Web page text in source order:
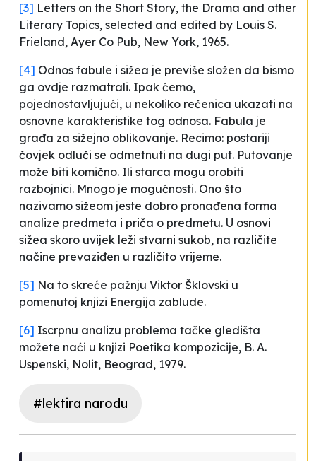
[3] Letters on the Short Story, the Drama and other
Literary Topics, selected and edited by Louis S.
Frieland, Ayer Co Pub, New York, 1965.
[4] Odnos fabule i sižea je previše složen da bismo
ga ovdje razmatrali. Ipak ćemo,
pojednostavljujući, u nekoliko rečenica ukazati na
osnovne karakteristike tog odnosa. Fabula je
građa za sižejno oblikovanje. Recimo: postariji
čovjek odluči se odmetnuti na dugi put. Putovanje
može biti komično. Ili starca mogu orobiti
razbojnici. Mnogo je mogućnosti. Ono što
nazivamo sižeom jeste dobro pronađena forma
analize predmeta i priča o predmetu. U osnovi
sižea skoro uvijek leži stvarni sukob, na različite
načine prevaziđen u različito vrijeme.
[5] Na to skreće pažnju Viktor Šklovski u
pomenutoj knjizi Energija zablude.
[6] Iscrpnu analizu problema tačke gledišta
možete naći u knjizi Poetika kompozicije, B. A.
Uspenski, Nolit, Beograd, 1979.
#lektira narodu